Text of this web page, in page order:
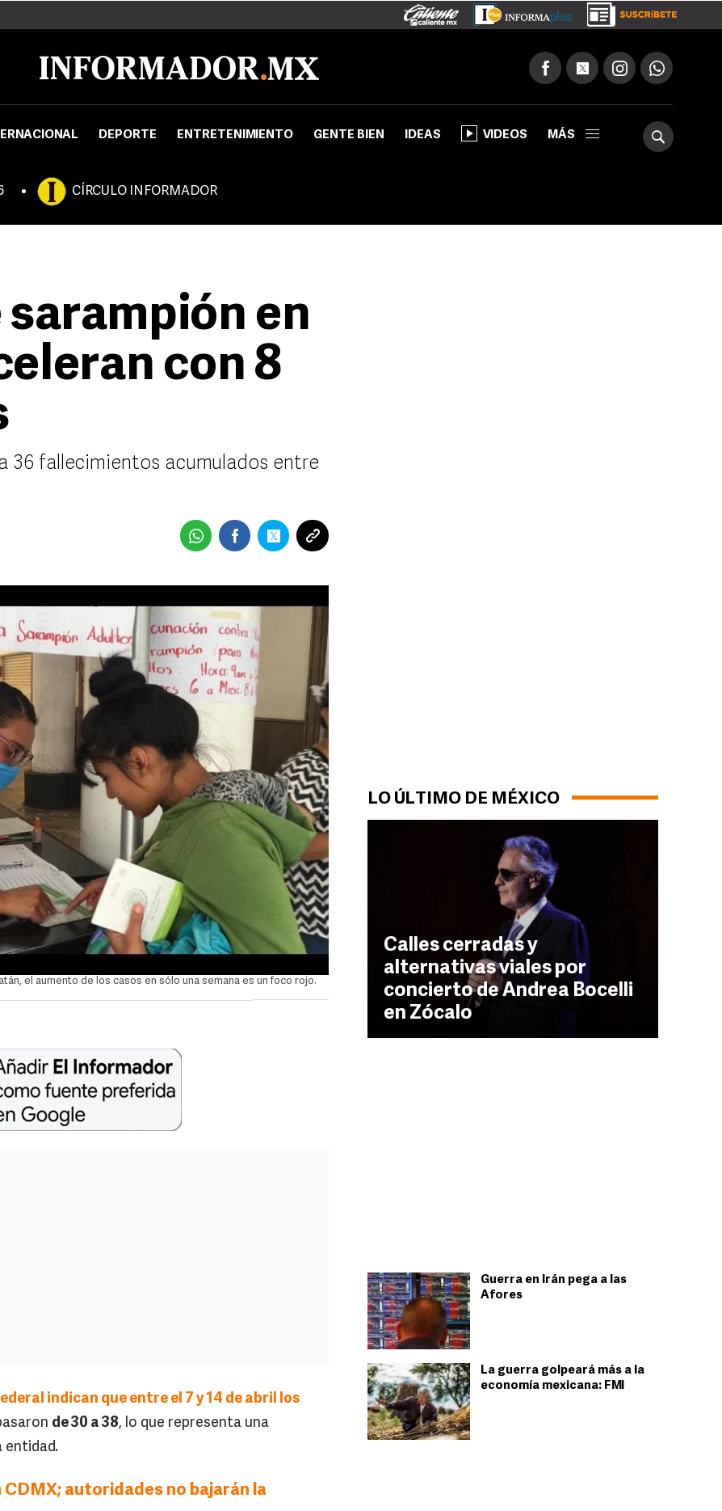
DEPORTE ENTRETENIMIENTO GENTE BIEN IDEAS VIDEOS MÁS
CÍRCULO INFORMADOR
LO ÚLTIMO DE MÉXICO
Calles cerradas y
alternativas viales por
concierto de Andrea Bocelli
en Zócalo
Guerra en Irán pega a las
Afores
La guerra golpeará más a la
economía mexicana: FMI
en
con 8
36 fallecimientos acumulados entre
el aumento de los casos en sólo una semana es un foco rojo.
indican que entre el 7 y 14 de abril los
de 30 a 38, lo que representa una
entidad.
CDMX; autoridades no bajarán la